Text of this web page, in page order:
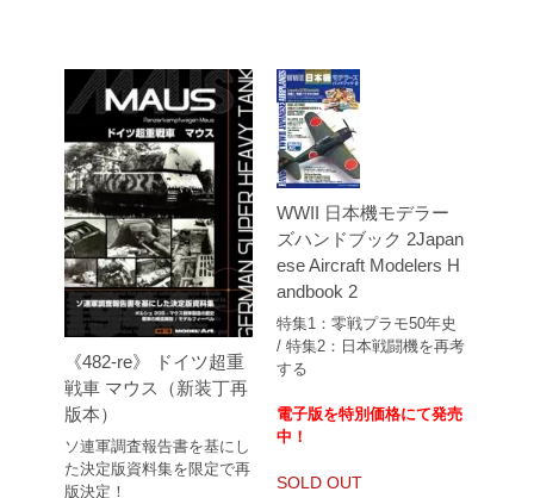
《482-re》 ドイツ超重
戦車 マウス（新装丁再
版本）
ソ連軍調査報告書を基にし
た決定版資料集を限定で再
版決定！
WWII 日本機モデラー
ズハンドブック 2Japan
ese Aircraft Modelers H
andbook 2
特集1：零戦プラモ50年史
/ 特集2：日本戦闘機を再考
する
電子版を特別価格にて発売
中！
SOLD OUT